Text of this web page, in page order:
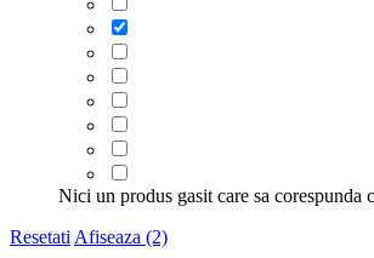
Nici un produs gasit care sa corespunda
Resetati Afiseaza (2)